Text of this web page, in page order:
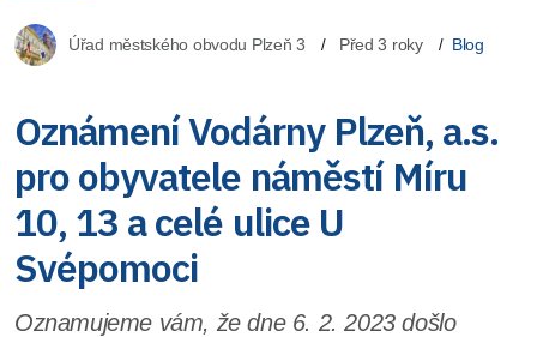
Úřad městského obvodu Plzeň 3 Před 3 roky Blog
Oznámení Vodárny Plzeň, a.s.
pro obyvatele náměstí Míru
10, 13 a celé ulice U
Svépomoci
Oznamujeme vám, že dne 6. 2. 2023 došlo